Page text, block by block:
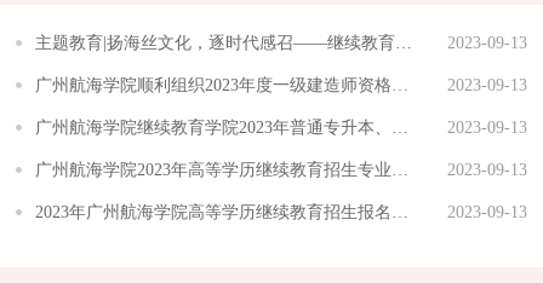
2023-09-13
主题教育|扬海丝文化，逐时代感召——继续教育学院党支部赴广州海事博物馆开展主题党日活动
2023-09-13
广州航海学院顺利组织2023年度一级建造师资格考试
2023-09-13
广州航海学院继续教育学院2023年普通专升本、专本连读招生简章
2023-09-13
广州航海学院2023年高等学历继续教育招生专业及代码
2023-09-13
2023年广州航海学院高等学历继续教育招生报名须知